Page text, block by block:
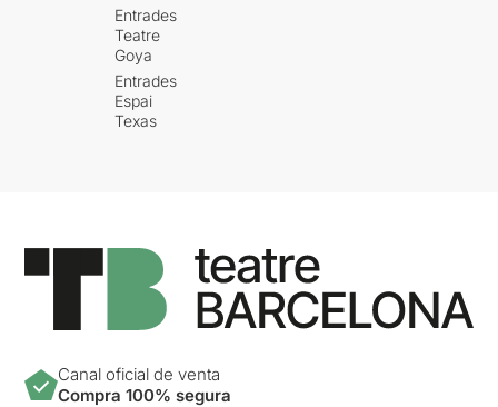
Entrades
Teatre
Goya
Entrades
Espai
Texas
Canal oficial de venta
Compra 100% segura